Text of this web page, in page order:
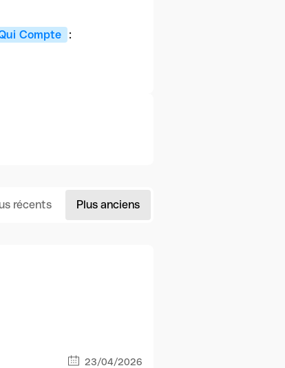
Compte :
récents Plus anciens
23/04/2026